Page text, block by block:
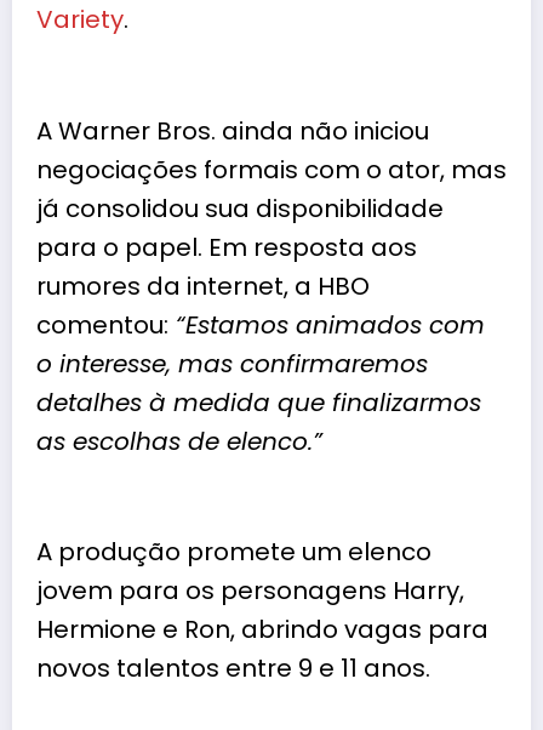
Variety.
A Warner Bros. ainda não iniciou
negociações formais com o ator, mas
já consolidou sua disponibilidade
para o papel. Em resposta aos
rumores da internet, a HBO
comentou: “Estamos animados com
o interesse, mas confirmaremos
detalhes à medida que finalizarmos
as escolhas de elenco.”
A produção promete um elenco
jovem para os personagens Harry,
Hermione e Ron, abrindo vagas para
novos talentos entre 9 e 11 anos.